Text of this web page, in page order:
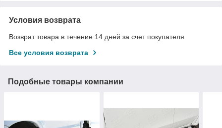
Условия возврата
Возврат товара в течение 14 дней за счет покупателя
Все условия возврата
Подобные товары компании